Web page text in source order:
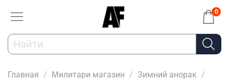
0
Главная Милитари магазин
Зимний анорак